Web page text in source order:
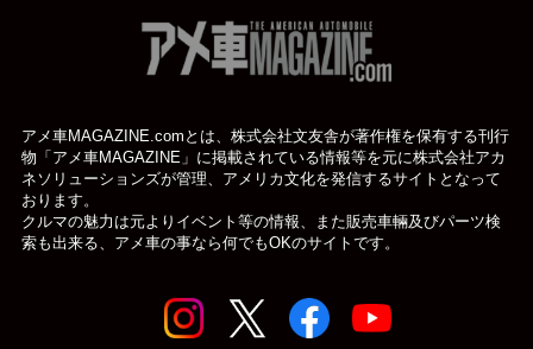
アメ車MAGAZINE.comとは、株式会社文友舎が著作権を保有する刊行
物「アメ車MAGAZINE」に掲載されている情報等を元に株式会社アカ
ネソリューションズが管理、アメリカ文化を発信するサイトとなって
おります。
クルマの魅力は元よりイベント等の情報、また販売車輛及びパーツ検
索も出来る、アメ車の事なら何でもOKのサイトです。